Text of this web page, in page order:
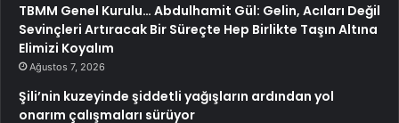
TBMM Genel Kurulu… Abdulhamit Gül: Gelin, Acıları Değil
Sevinçleri Artıracak Bir Süreçte Hep Birlikte Taşın Altına
Elimizi Koyalım
Ağustos 7, 2026
Şili’nin kuzeyinde şiddetli yağışların ardından yol
onarım çalışmaları sürüyor